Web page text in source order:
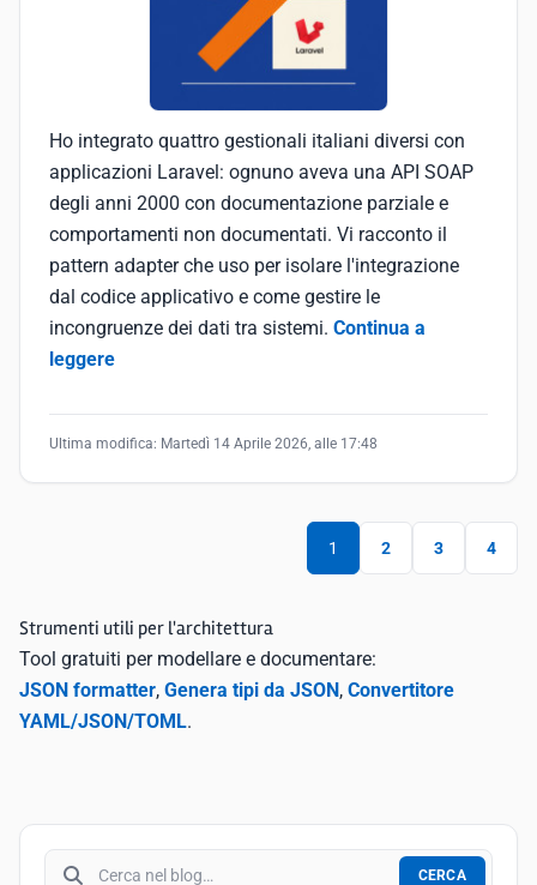
Ho integrato quattro gestionali italiani diversi con
applicazioni Laravel: ognuno aveva una API SOAP
degli anni 2000 con documentazione parziale e
comportamenti non documentati. Vi racconto il
pattern adapter che uso per isolare l'integrazione
dal codice applicativo e come gestire le
incongruenze dei dati tra sistemi. Continua a
leggere
Ultima modifica: Martedì 14 Aprile 2026, alle 17:48
1 2 3 4
Strumenti utili per l'architettura
Tool gratuiti per modellare e documentare:
JSON formatter, Genera tipi da JSON, Convertitore
YAML/JSON/TOML.
Cerca nel blog
CERCA